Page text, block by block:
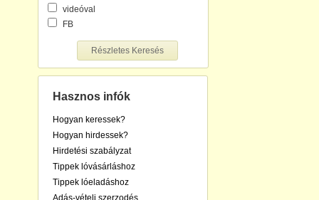
videóval
FB
Részletes Keresés
Hasznos infók
Hogyan keressek?
Hogyan hirdessek?
Hirdetési szabályzat
Tippek lóvásárláshoz
Tippek lóeladáshoz
Adás-vételi szerzodés